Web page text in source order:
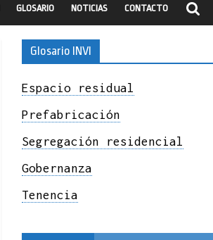
GLOSARIO NOTICIAS CONTACTO
Glosario INVI
Espacio residual
Prefabricación
Segregación residencial
Gobernanza
Tenencia